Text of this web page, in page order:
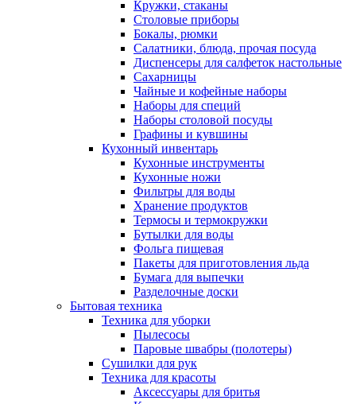
Кружки, стаканы
Столовые приборы
Бокалы, рюмки
Салатники, блюда, прочая посуда
Диспенсеры для салфеток настольные
Сахарницы
Чайные и кофейные наборы
Наборы для специй
Наборы столовой посуды
Графины и кувшины
Кухонный инвентарь
Кухонные инструменты
Кухонные ножи
Фильтры для воды
Хранение продуктов
Термосы и термокружки
Бутылки для воды
Фольга пищевая
Пакеты для приготовления льда
Бумага для выпечки
Разделочные доски
Бытовая техника
Техника для уборки
Пылесосы
Паровые швабры (полотеры)
Сушилки для рук
Техника для красоты
Аксессуары для бритья